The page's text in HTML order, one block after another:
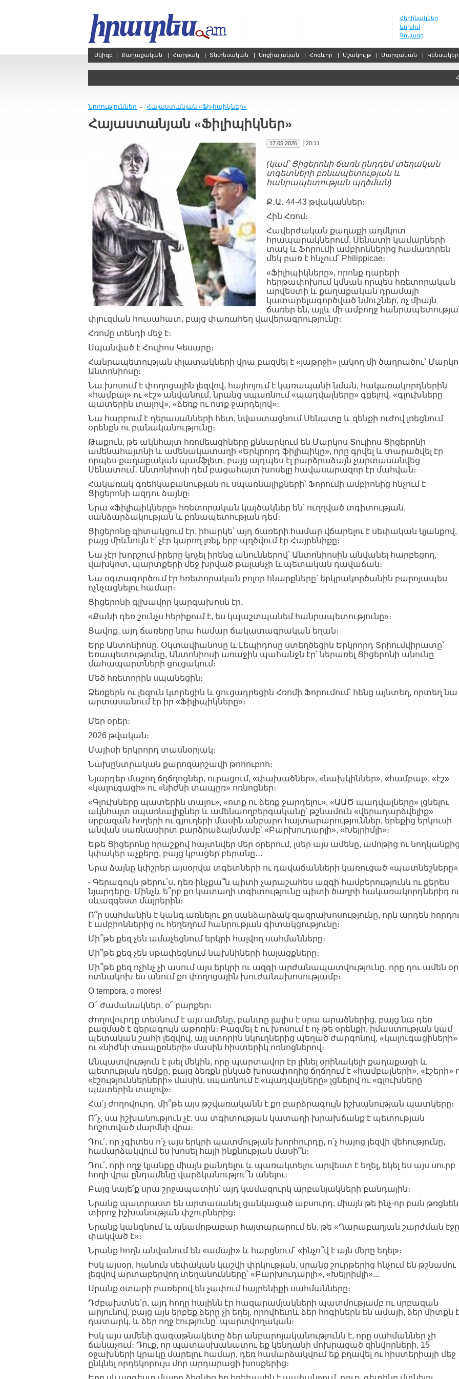
Հեղինակներ
Արխիվ
Գովազդ
Սկիզբ | Քաղաքական | Հարթակ | Տնտեսական | Սոցիալական | Հոգևոր | Մշակույթ | Մարզական |
ՀԱՊԿ
Նորություններ » Հայաստանյան «Ֆիլիպիկներ»
Հայաստանյան «Ֆիլիպիկներ»
17.05.2026 20:11
(կամ՝ Ցիցերոնի ճառն ընդդեմ տեղական
տգետների բռնապետության և
հանրապետության պղծման)
Ք․Ա․ 44-43 թվականներ։
Հին Հռոմ։
Հավերժական քաղաքի աղմկոտ
հրապարակներում, Սենատի կամարների
տակ և Ֆորումի ամբիոններից համառորեն
մեկ բառ է հնչում՝ Philippicae։
«Ֆիլիպիկները», որոնք դարերի
հերթափոխում կմնան որպես հռետորական
արվեստի և քաղաքական դրամայի
կատարելագործված նմուշներ, ոչ միայն
ճառեր են, այլև մի ամբողջ
փլուզման հուսահատ, բայց փառահեղ վավերագրությունը։
Հռոմը տենդի մեջ է։
Սպանված է Հուլիոս Կեսարը։
Հանրապետության փլատակների վրա բազմել է «յաթրջի» լակող մի ծաղրածու՝
Անտոնիոսը։
Նա խոսում է փողոցային լեզվով, հայհոյում է կառապանի նման, հակառակորդներին
«համբալ» ու «էշ» անվանում, նրանց սպառնում «պադվալները» գցելով, «գլուխները
պատերին տալով», «ձեռք ու ոտք ջարդելով»։
Նա հարբում է դերասանների հետ, նվաստացնում Սենատը և զենքի ուժով լռեցնում
օրենքն ու բանականությունը։
Թաքուն, թե ակնհայտ հռոմեացիները քննարկում են Մարկոս Տուլիոս Ցիցերոնի
ամենահայտնի և ամենակատաղի «Երկրորդ ֆիլիպիկը», որը գրվել և տարածվել էր
որպես քաղաքական պամֆլետ, բայց այդպես էլ բարձրաձայն չարտասանվեց
Սենատում․ Անտոնիոսի դեմ բացահայտ խոսելը հավասարազոր էր մահվան։
Հակառակ գռեհկաբանության ու սպառնալիքների՝ Ֆորումի ամբիոնից հնչում է
Ցիցերոնի ազդու ձայնը։
Նրա «Ֆիլիպիկները» հռետորական կայծակներ են՝ ուղղված տգիտության,
սանձարձակության և բռնապետության դեմ։
Ցիցերոնը գիտակցում էր, իհարկե՝ այդ ճառերի համար վճարելու է սեփական կյանքով,
բայց միևնույն է՝ չէր կարող լռել, երբ պղծվում էր Հայրենիքը։
Նա չէր խորշում իրերը կոչել իրենց անուններով՝ Անտոնիոսին անվանել հարբեցող,
վախկոտ, պարտքերի մեջ խրված թալանչի և պետական դավաճան։
Նա օգտագործում էր հռետորական բոլոր հնարքները՝ երկրակործանին բարոյապես
ոչնչացնելու համար։
Ցիցերոնի գլխավոր կարգախոսն էր․
«Քանի դեռ շունչս հերիքում է, ես կպաշտպանեմ հանրապետությունը»։
Ցավոք, այդ ճառերը նրա համար ճակատագրական եղան։
Երբ Անտոնիոսը, Օկտավիանոսը և Լեպիդոսը ստեղծեցին Երկրորդ Տրիումվիրատը՝
Եռապետությունը, Անտոնիոսի առաջին պահանջն էր՝ ներառել Ցիցերոնի անունը
մահապարտների ցուցակում։
Մեծ հռետորին սպանեցին։
Ձեռքերն ու լեզուն կտրեցին և ցուցադրեցին Հռոմի Ֆորումում՝ հենց այնտեղ, որտեղ նա
արտասանում էր իր «Ֆիլիպիկները»։
Մեր օրեր։
2026 թվական։
Մայիսի երկրորդ տասնօրյակ։
Նախընտրական քարոզարշավի թոհուբոհ։
Նյարդեր մաշող ճղճղոցներ, ուրացում, «փախածներ», «նախկիններ», «համբալ», «էշ»
«կալուգացի» ու «նիժնի տապըռ» ոռնոցներ։
«Գլուխները պատերին տալու», «ոտք ու ձեռք ջարդելու», «ԱԱԾ պադվալները» լցնելու
ակնհայտ սպառնալիքներ և ամենաողբերգականը՝ թշնամուն «վերադարձվելիք»
սրբազան հողերի ու գյուղերի մասին անբարո հայտարարություններ, երեքից երկուսի
անվան սառնասիրտ բարձրաձայնմամբ՝ «Բարխուդարլի», «Խեյրիմլի»։
Եթե Ցիցերոնը հրաշքով հայտնվեր մեր օրերում, լսեր այս ամենը, ամոթից ու նողկանքից
կփակեր աչքերը, բայց կբացեր բերանը․․․
Նրա ձայնը կփշրեր այսօրվա տգետների ու դավաճանների կառուցած
- Գերագույն թերու՛ս, դեռ ինչքա՞ն պիտի չարաշահես ազգի համբերությունն ու քերես
նյարդերը։ Մինչև ե՞րբ քո կատաղի տգիտությունը պիտի ծաղրի հակառակորդներիդ
սևազգեստ մայրերին։
Ո՞ր սահմանին է կանգ առնելու քո սանձարձակ զազրախոսությունը, որն արդեն
է ամբիոններից ու հեղեղում հանրության գիտակցությունը։
Մի՞թե քեզ չեն ամաչեցնում երկրի հալվող սահմանները։
Մի՞թե քեզ չեն սթափեցնում նախնիների հայացքները։
Մի՞թե քեզ ոչինչ չի ասում այս երկրի ու ազգի արժանապատվությունը, որը դու ամեն օր
ոտնակոխ ես անում քո փողոցային խուժանախոսությամբ։
O tempora, o mores!
Օ՜ ժամանակներ, օ՜ բարքեր։
Ժողովուրդը տեսնում է այս ամենը, բանտը լալիս է սրա արածներից, բայց նա դեռ
բազմած է գերագույն աթոռին։ Բազմել է ու խոսում է ոչ թե օրենքի, իմաստության կամ
պետական շահի լեզվով, այլ ստորին նկուղներից պեղած ժարգոնով, «կալուգացիների»
ու «նիժնի տապըռների» մասին հիստերիկ ոռնոցներով։
Անպատվություն է լսել մեկին, որը պարտավոր էր լինել օրինակելի քաղաքացի և
պետության դեմքը, բայց ձեռքն ընկած խոսափողից ճղճղում է «համբալների», «էշերի»
«էշություններների» մասին, սպառնում է «պադվալները» լցնելով ու «գլուխները
պատերին տալով»։
Հա՛յ ժողովուրդ, մի՞թե այս թշվառականն է քո բարձրագույն իշխանության պատկերը։
Ո՜չ, սա իշխանություն չէ. սա տգիտության կատաղի խրախճանք է պետության
հոշոտված մարմնի վրա։
Դու՛, որ չգիտես ո՛չ այս երկրի պատմության խորհուրդը, ո՛չ հայոց լեզվի վեհությունը,
համարձակվում ես խոսել հայի ինքնության մասի՞ն։
Դու՛, որի ողջ կյանքը միայն քանդելու և պառակտելու արվեստ է եղել, եկել ես այս սուրբ
հողի վրա ընդամենը վարձկանությու՞ն անելու։
Բայց նայե՛ք սրա շրջապատին՝ այդ կամազուրկ արբանյակների բանդային։
Նրանք պատրաստ են արտասանել ցանկացած աբսուրդ, միայն թե ինչ-որ բան թռցնեն
տիրոջ իշխանության փշուրներից։
Նրանք կանգնում և անամոթաբար հայտարարում են, թե «Ղարաբաղյան շարժման էջը
փակված է»։
Նրանք հողն անվանում են «ամայի» և հարցնում՝ «ինչո՞վ է այն մերը եղել»։
Իսկ այսօր, հանուն սեփական կաշվի փրկության, սրանց շուրթերից հնչում են թշնամու
լեզվով արտաբերվող տեղանունները՝ «Բարխուդարլի», «Խեյրիմլի»...
Սրանք օտարի բառերով են չափում հայրենիքի սահմանները։
Դժբախտնե՛ր, այդ հողը հայինն էր հազարամյակների պատմությամբ ու սրբազան
արյունով, բայց այն երբեք ձերը չի եղել, որովհետև ձեր հոգիներն են ամայի, ձեր միտքն է
դատարկ, և ձեր ողջ էությունը՝ պարտվողական։
Իսկ այս ամենի գագաթնակետը ձեր անբարոյականությունն է, որը սահմաններ չի
ճանաչում։ Դուք, որ պատասխանատու եք կենդանի մոխրացած զինվորների, 15
օջախների կրակը մարելու համար, դեռ համարձակվում եք բղավել ու հիստերիայի մեջ
ընկնել որդեկորույս մոր արդարացի խոսքերից։